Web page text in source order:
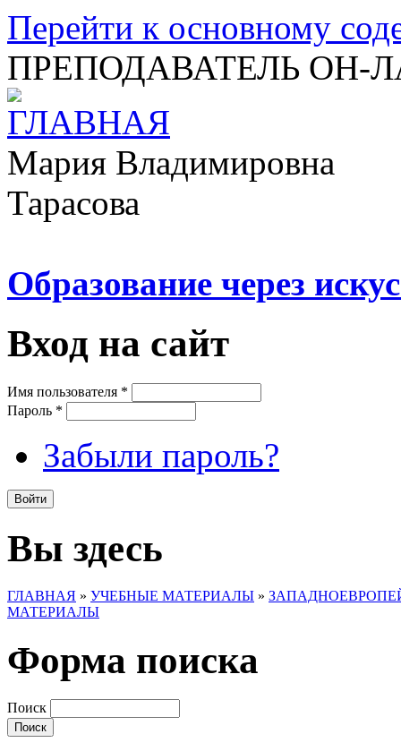
Перейти к основному
ПРЕПОДАВАТЕЛЬ ОН-
Мария Владимировна
Тарасова
Образование через
Вход на сайт
Имя пользователя *
Пароль *
Забыли пароль?
Вы здесь
ГЛАВНАЯ » УЧЕБНЫЕ МАТЕРИАЛЫ »
МАТЕРИАЛЫ
Форма поиска
Поиск